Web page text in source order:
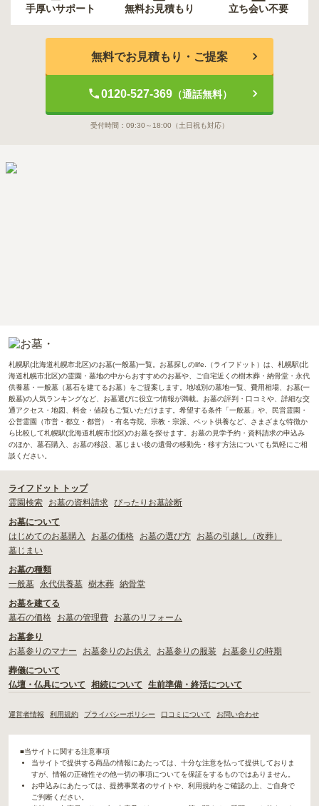
手厚いサポート 無料お見積もり 立ち会い不要
無料でお見積もり・ご提案
0120-527-369（通話無料）
受付時間： 09:30～18:00 （土日祝も対応）
札幌駅(北海道札幌市北区)のお墓(一般墓)一覧。お墓探しのlife.（ライフドット）は、札幌駅(北
海道札幌市北区)の霊園・墓地の中からおすすめのお墓や、ご自宅近くの樹木葬・納骨堂・永代
供養墓・一般墓（墓石を建てるお墓）をご提案します。地域別の墓地一覧、費用相場、お墓(一
般墓)の人気ランキングなど、お墓選びに役立つ情報が満載。お墓の評判・口コミや、詳細な交
通アクセス・地図、料金・値段もご覧いただけます。希望する条件「一般墓」や、民営霊園・
公営霊園（市営・都立・都営）・有名寺院、宗教・宗派、ペット供養など、さまざまな特徴か
ら比較して札幌駅(北海道札幌市北区)のお墓を探せます。お墓の見学予約・資料請求の申込み
のほか、墓石購入、お墓の移設、墓じまい後の遺骨の移動先・移す方法についても気軽にご相
談ください。
ライフドット トップ
霊園検索
お墓の資料請求 ぴったりお墓診断
お墓について
はじめてのお墓購入
お墓の価格 お墓の選び方
お墓の引越し（改葬）
墓じまい
お墓の種類
一般墓
永代供養墓 樹木葬 納骨堂
お墓を建てる
墓石の価格
お墓の管理費
お墓のリフォーム
お墓参り
お墓参りのマナー
お墓参りのお供え お墓参りの服装
お墓参りの時期
葬儀について
仏壇・仏具について
相続について 生前準備・終活について
運営者情報 利用規約 プライバシーポリシー 口コミについて お問い合わせ
■当サイトに関する注意事項
当サイトで提供する商品の情報にあたっては、十分な注意を払って提供しておりま
すが、情報の正確性その他一切の事項についてを保証をするものではありません。
お申込みにあたっては、提携事業者のサイトや、利用規約をご確認の上、ご自身で
ご判断ください。